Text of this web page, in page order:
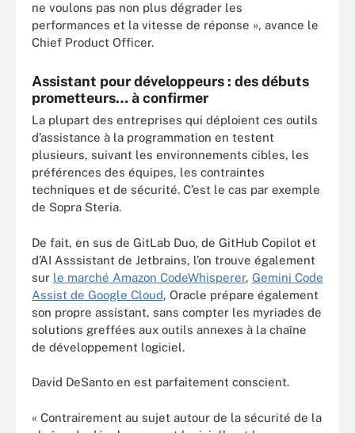
ne voulons pas non plus dégrader les
performances et la vitesse de réponse », avance le
Chief Product Officer.
Assistant pour développeurs : des débuts
prometteurs… à confirmer
La plupart des entreprises qui déploient ces outils
d’assistance à la programmation en testent
plusieurs, suivant les environnements cibles, les
préférences des équipes, les contraintes
techniques et de sécurité. C’est le cas par exemple
de Sopra Steria.
De fait, en sus de GitLab Duo, de GitHub Copilot et
d’AI Asssistant de Jetbrains, l’on trouve également
sur le marché Amazon CodeWhisperer, Gemini Code
Assist de Google Cloud, Oracle prépare également
son propre assistant, sans compter les myriades de
solutions greffées aux outils annexes à la chaîne
de développement logiciel.
David DeSanto en est parfaitement conscient.
« Contrairement au sujet autour de la sécurité de la